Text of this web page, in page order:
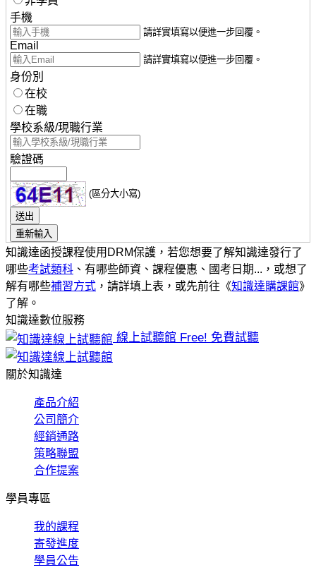
手機
請詳實填寫以便進一步回覆。
Email
請詳實填寫以便進一步回覆。
身份別
在校
在職
學校系級/現職行業
驗證碼
(區分大小寫)
知識達函授課程使用DRM保護，若您想要了解知識達發行了
哪些考試類科 、有哪些師資、課程優惠、國考日期...，或想了
解有哪些補習方式 ，請詳填上表，或先前往《知識達購課館》
了解。
知識達數位服務
線上試聽館 Free! 免費試聽
關於知識達
產品介紹
公司簡介
經銷通路
策略聯盟
合作提案
學員專區
我的課程
寄發進度
學員公告